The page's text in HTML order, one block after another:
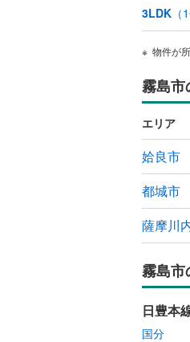
3LDK （1
物件が
霧島市
エリア
姶良市
都城市
薩摩川
霧島市
日豊本
国分